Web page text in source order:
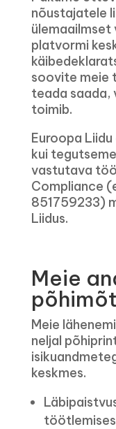
nõustajatele
ülemaailmset
platvormi
soovite meie
teada saada,
toimib.
Euroopa
kui
vastutava
Compliance
851759233)
Liidus.
Meie
Meie
neljal
keskmes.